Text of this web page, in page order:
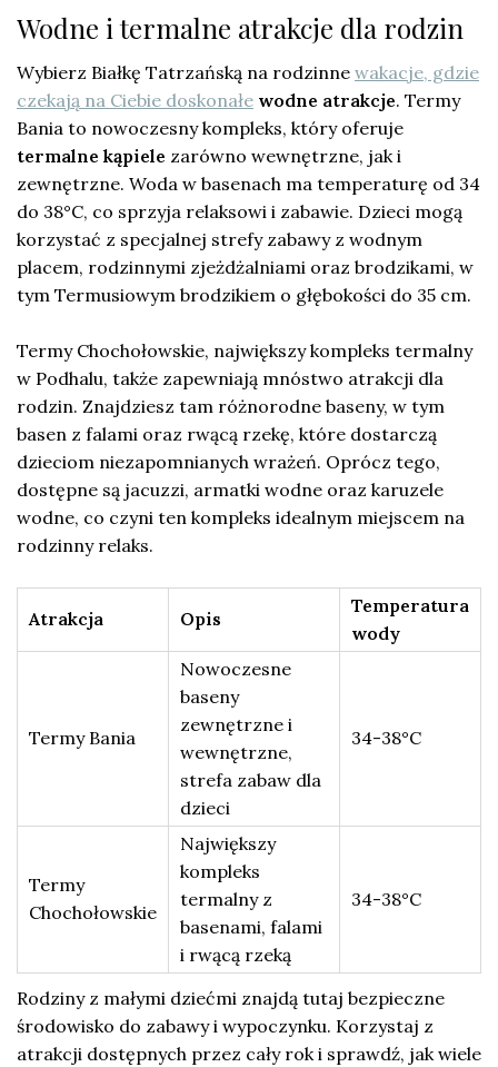
Wodne i termalne atrakcje dla rodzin
Wybierz Białkę Tatrzańską na rodzinne wakacje, gdzie
czekają na Ciebie doskonałe wodne atrakcje. Termy
Bania to nowoczesny kompleks, który oferuje
termalne kąpiele zarówno wewnętrzne, jak i
zewnętrzne. Woda w basenach ma temperaturę od 34
do 38°C, co sprzyja relaksowi i zabawie. Dzieci mogą
korzystać z specjalnej strefy zabawy z wodnym
placem, rodzinnymi zjeżdżalniami oraz brodzikami, w
tym Termusiowym brodzikiem o głębokości do 35 cm.
Termy Chochołowskie, największy kompleks termalny
w Podhalu, także zapewniają mnóstwo atrakcji dla
rodzin. Znajdziesz tam różnorodne baseny, w tym
basen z falami oraz rwącą rzekę, które dostarczą
dzieciom niezapomnianych wrażeń. Oprócz tego,
dostępne są jacuzzi, armatki wodne oraz karuzele
wodne, co czyni ten kompleks idealnym miejscem na
rodzinny relaks.
Atrakcja Opis
Temperatura
wody
Termy Bania
Nowoczesne
baseny
zewnętrzne i
wewnętrzne,
strefa zabaw dla
dzieci
34-38°C
Termy
Chochołowskie
Największy
kompleks
termalny z
basenami, falami
i rwącą rzeką
34-38°C
Rodziny z małymi dziećmi znajdą tutaj bezpieczne
środowisko do zabawy i wypoczynku. Korzystaj z
atrakcji dostępnych przez cały rok i sprawdź, jak wiele